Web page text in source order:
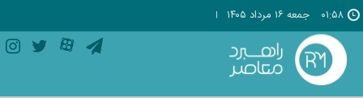
۰۱:۵۸ جمعه ۱۶ مرداد ۱۴۰۵